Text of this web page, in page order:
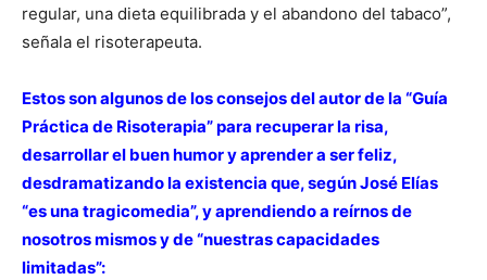
regular, una dieta equilibrada y el abandono del tabaco”,
señala el risoterapeuta.
Estos son algunos de los consejos del autor de la “Guía
Práctica de Risoterapia” para recuperar la risa,
desarrollar el buen humor y aprender a ser feliz,
desdramatizando la existencia que, según José Elías
“es una tragicomedia”, y aprendiendo a reírnos de
nosotros mismos y de “nuestras capacidades
limitadas”: